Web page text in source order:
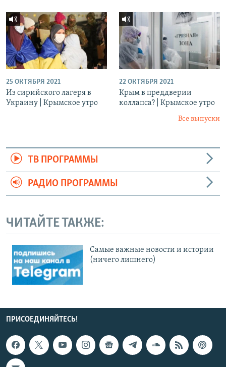
25 ОКТЯБРЯ 2021
Из сирийского лагеря в
Украину | Крымское утро
22 ОКТЯБРЯ 2021
Крым в преддверии
коллапса? | Крымское утро
Все выпуски
ТВ ПРОГРАММЫ
РАДИО ПРОГРАММЫ
ЧИТАЙТЕ ТАКЖЕ:
Cамые важные новости и истории
(ничего лишнего)
ПРИСОЕДИНЯЙТЕСЬ!